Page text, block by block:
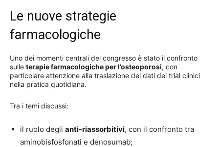
Le nuove strategie
farmacologiche
Uno dei momenti centrali del congresso è stato il confronto
sulle terapie farmacologiche per l’osteoporosi, con
particolare attenzione alla traslazione dei dati dei trial clinici
nella pratica quotidiana.
Tra i temi discussi:
il ruolo degli anti-riassorbitivi, con il confronto tra
aminobisfosfonati e denosumab;